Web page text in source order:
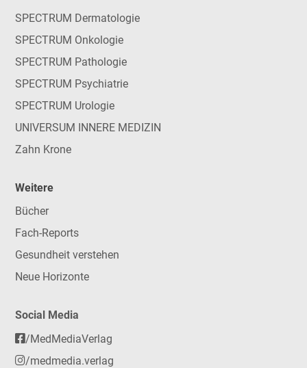
SPECTRUM Dermatologie
SPECTRUM Onkologie
SPECTRUM Pathologie
SPECTRUM Psychiatrie
SPECTRUM Urologie
UNIVERSUM INNERE MEDIZIN
Zahn Krone
Weitere
Bücher
Fach-Reports
Gesundheit verstehen
Neue Horizonte
Social Media
/MedMediaVerlag
/medmedia.verlag